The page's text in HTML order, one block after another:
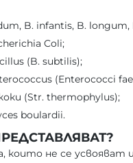
B. infantis, B. longum,
Coli;
(B. subtilis);
(Enterococci
(Str. thermophylus);
boulardii.
не се усвояват